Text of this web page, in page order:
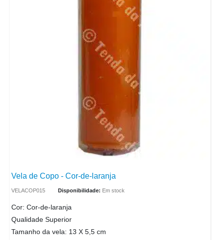
Vela de Copo - Cor-de-laranja
VELACOP015 Disponibilidade: Em stock
Cor: Cor-de-laranja
Qualidade Superior
Tamanho da vela: 13 X 5,5 cm